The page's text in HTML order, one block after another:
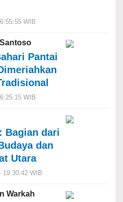
WIB
Pantai
WIB
Bagian dari
dan
Utara
19:30:42 WIB
Warkah